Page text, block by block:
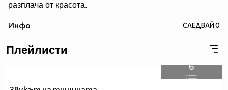
разплача от красота.
Инфо СЛЕДВАЙ0
Плейлисти
6